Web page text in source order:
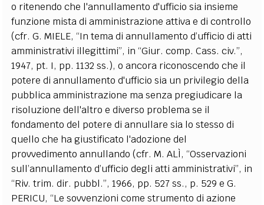
o ritenendo che l'annullamento d'ufficio sia insieme
funzione mista di amministrazione attiva e di controllo
(cfr. G. MIELE, “In tema di annullamento d’ufficio di atti
amministrativi illegittimi”, in “Giur. comp. Cass. civ.”,
1947, pt. I, pp. 1132 ss.), o ancora riconoscendo che il
potere di annullamento d'ufficio sia un privilegio della
pubblica amministrazione ma senza pregiudicare la
risoluzione dell'altro e diverso problema se il
fondamento del potere di annullare sia lo stesso di
quello che ha giustificato l'adozione del
provvedimento annullando (cfr. M. ALÌ, “Osservazioni
sull’annullamento d’ufficio degli atti amministrativi”, in
“Riv. trim. dir. pubbl.”, 1966, pp. 527 ss., p. 529 e G.
PERICU, “Le sovvenzioni come strumento di azione